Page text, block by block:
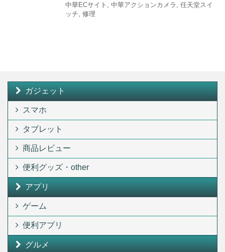
中華ECサイト
中華アクションカメラ
任天堂スイ
ッチ 修理
ガジェット
スマホ
タブレット
商品レビュー
便利グッズ・other
アプリ
ゲーム
便利アプリ
グルメ